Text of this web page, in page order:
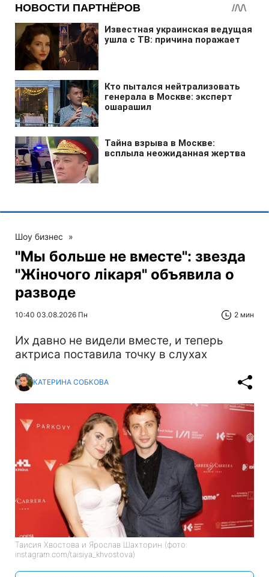
Шоу бизнес »
"Мы больше не вместе": звезда
"Жіночого лікаря" объявила о
разводе
10:40 03.08.2026 Пн 2 мин
Их давно не видели вместе, и теперь
актриса поставила точку в слухах
КАТЕРИНА СОБКОВА
Таисия Хвостова и Ярослав Шахторин (фото:
instagram.com/taisiya_khvostova)